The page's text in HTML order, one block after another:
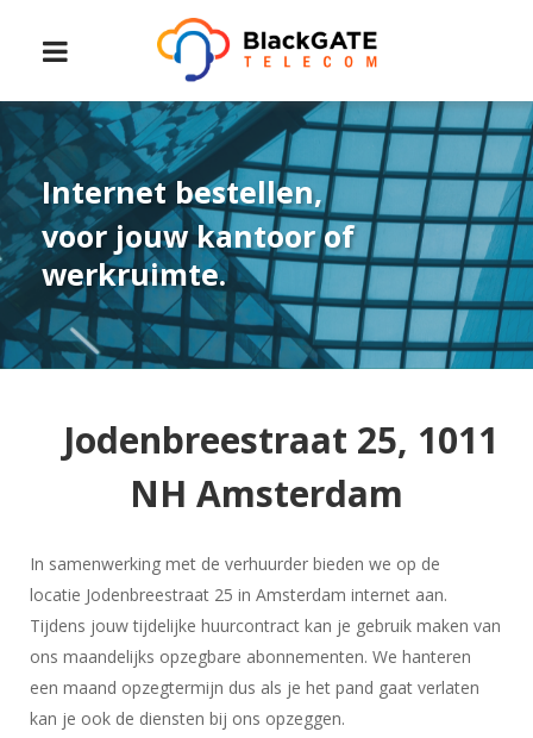
Internet bestellen,
voor jouw kantoor of
werkruimte.
Jodenbreestraat 25, 1011
NH Amsterdam
In samenwerking met de verhuurder bieden we op de
locatie Jodenbreestraat 25 in Amsterdam internet aan.
Tijdens jouw tijdelijke huurcontract kan je gebruik maken van
ons maandelijks opzegbare abonnementen. We hanteren
een maand opzegtermijn dus als je het pand gaat verlaten
kan je ook de diensten bij ons opzeggen.